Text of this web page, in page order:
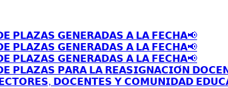
𝗣𝗟𝗔𝗭𝗔𝗦 𝗚𝗘𝗡𝗘𝗥𝗔𝗗𝗔𝗦 𝗔 𝗟𝗔 𝗙𝗘𝗖𝗛𝗔📢
𝗣𝗟𝗔𝗭𝗔𝗦 𝗚𝗘𝗡𝗘𝗥𝗔𝗗𝗔𝗦 𝗔 𝗟𝗔 𝗙𝗘𝗖𝗛𝗔📢
𝗣𝗟𝗔𝗭𝗔𝗦 𝗚𝗘𝗡𝗘𝗥𝗔𝗗𝗔𝗦 𝗔 𝗟𝗔 𝗙𝗘𝗖𝗛𝗔📢
𝗣𝗟𝗔𝗭𝗔𝗦 𝗣𝗔𝗥𝗔 𝗟𝗔 𝗥𝗘𝗔𝗦𝗜𝗚𝗡𝗔𝗖𝗜𝗢́𝗡
𝗗𝗢𝗖𝗘𝗡𝗧𝗘𝗦 𝗬 𝗖𝗢𝗠𝗨𝗡𝗜𝗗𝗔𝗗